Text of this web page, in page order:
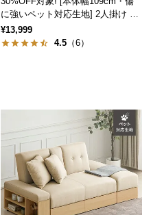
に強いペット対応生地] 2人掛け コ
ンパクトソファ ポケット付き
¥13,999
4.5 （6）